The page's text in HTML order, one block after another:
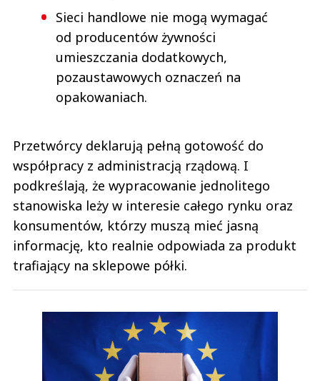
Sieci handlowe nie mogą wymagać
od producentów żywności
umieszczania dodatkowych,
pozaustawowych oznaczeń na
opakowaniach.
Przetwórcy deklarują pełną gotowość do
współpracy z administracją rządową. I
podkreślają, że wypracowanie jednolitego
stanowiska leży w interesie całego rynku oraz
konsumentów, którzy muszą mieć jasną
informację, kto realnie odpowiada za produkt
trafiający na sklepowe półki.